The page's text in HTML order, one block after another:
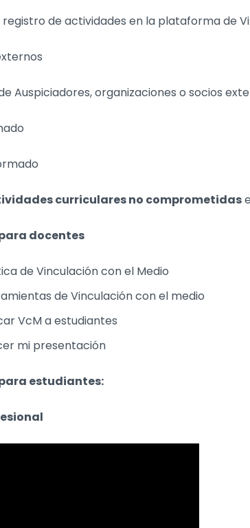
de actividades en la plataforma de
Auspiciadores, organizaciones o socios
curriculares no comprometidas
docentes
de Vinculación con el Medio
de Vinculación con el medio
VcM a estudiantes
mi presentación
estudiantes: